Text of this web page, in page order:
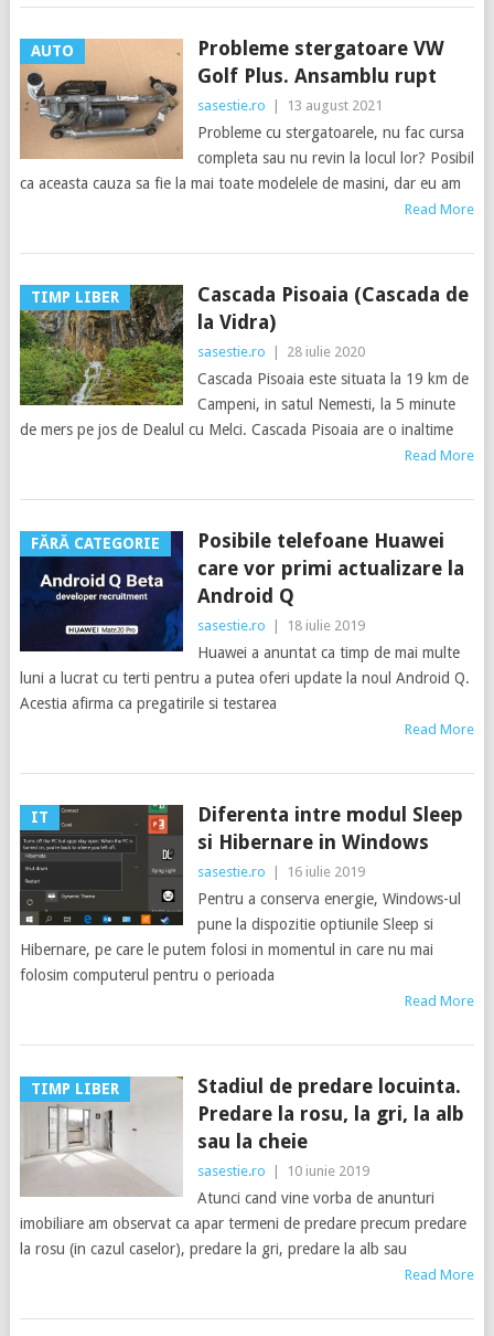
AUTO
Probleme stergatoare VW
Golf Plus. Ansamblu rupt
sasestie.ro 13 august 2021
Probleme cu stergatoarele, nu fac cursa
completa sau nu revin la locul lor? Posibil
ca aceasta cauza sa fie la mai toate modelele de masini, dar eu am
Read More
TIMP LIBER
Cascada Pisoaia (Cascada de
la Vidra)
sasestie.ro 28 iulie 2020
Cascada Pisoaia este situata la 19 km de
Campeni, in satul Nemesti, la 5 minute
de mers pe jos de Dealul cu Melci. Cascada Pisoaia are o inaltime
Read More
FĂRĂ CATEGORIE
Posibile telefoane Huawei
care vor primi actualizare la
Android Q
sasestie.ro 18 iulie 2019
Huawei a anuntat ca timp de mai multe
luni a lucrat cu terti pentru a putea oferi update la noul Android Q.
Acestia afirma ca pregatirile si testarea
Read More
IT
Diferenta intre modul Sleep
si Hibernare in Windows
sasestie.ro 16 iulie 2019
Pentru a conserva energie, Windows-ul
pune la dispozitie optiunile Sleep si
Hibernare, pe care le putem folosi in momentul in care nu mai
folosim computerul pentru o perioada
Read More
TIMP LIBER
Stadiul de predare locuinta.
Predare la rosu, la gri, la alb
sau la cheie
sasestie.ro 10 iunie 2019
Atunci cand vine vorba de anunturi
imobiliare am observat ca apar termeni de predare precum predare
la rosu (in cazul caselor), predare la gri, predare la alb sau
Read More